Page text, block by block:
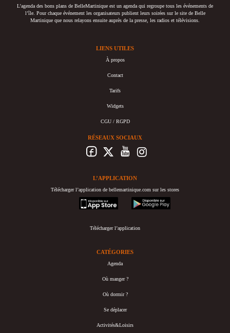
L’agenda des bons plans de BelleMartinique est un agenda qui regroupe tous les événements de
l’île. Pour chaque événement les organisateurs publient leurs soirées sur le site de Belle
Martinique que nous relayons ensuite auprès de la presse, les radios et télévisions.
LIENS UTILES
À propos
Contact
Tarifs
Widgets
CGU / RGPD
RÉSEAUX SOCIAUX
L’APPLICATION
Télécharger l’application de bellemartinique.com sur les stores
appstore
googleplay
Télécharger l’application
CATÉGORIES
Agenda
Où manger ?
Où dormir ?
Se déplacer
Activités&Loisirs